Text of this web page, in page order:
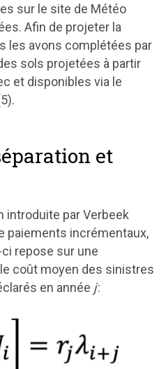
sur le site de Météo
Afin de projeter la
les avons complétées par
sols projetées à partir
et disponibles via le
et
introduite par Verbeek
paiements incrémentaux,
ci repose sur une
coût moyen des sinistres
en année j: